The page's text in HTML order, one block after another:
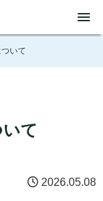
いて
て
2026.05.08